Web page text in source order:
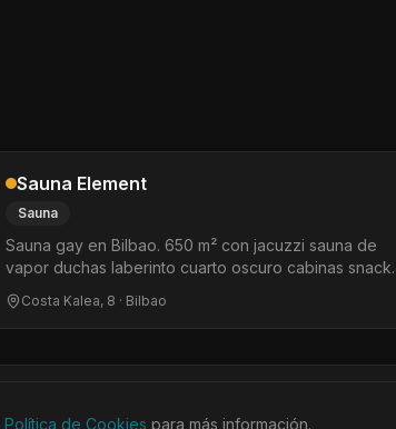
Sauna Element
Sauna
Sauna gay en Bilbao. 650 m² con jacuzzi sauna de
vapor duchas laberinto cuarto oscuro cabinas snack
bar y solarium. Ambiente relajado y acogedor. Popular
para noches de osos y eventos fetish. Solo hombres.
Costa Kalea, 8 · Bilbao
Agenda Tienda Sitges Meeting Bears Week
Política de Cookies para más información.